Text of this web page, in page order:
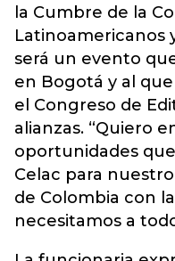
la Cumbre de la
Latinoamericanos
será un evento
en Bogotá y al
el Congreso de
alianzas. “Quiero
oportunidades
Celac para
de Colombia con
necesitamos a